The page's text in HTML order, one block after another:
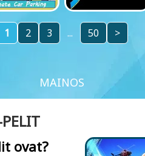
1 2 3 ... 50 >
MAINOS
ovat?